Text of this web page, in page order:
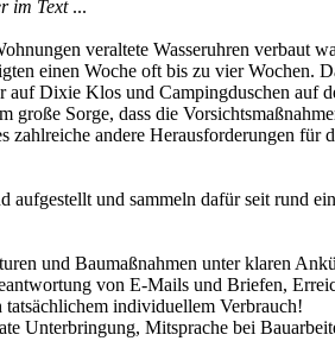
im Text...
veraltete Wasseruhren verbaut
einen Woche oft bis zu vier
Dixie Klos und Campingduschen auf
Sorge, dass die
zahlreiche andere Herausforderungen
aufgestellt und sammeln dafür seit rund
und Baumaßnahmen unter klaren
von E-Mails und Briefen,
individuellem Verbrauch!
Unterbringung, Mitsprache bei